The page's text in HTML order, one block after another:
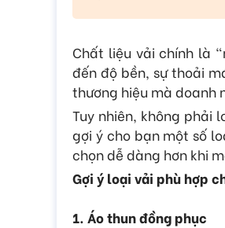
Chất liệu vải chính là
đến độ bền, sự thoải
thương hiệu mà doanh
Tuy nhiên, không phải
gợi ý cho bạn một số
chọn dễ dàng hơn khi
Gợi ý loại vải phù hợp
1. Áo thun đồng phục